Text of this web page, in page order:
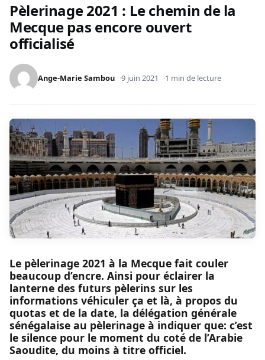
Pèlerinage 2021 : Le chemin de la
Mecque pas encore ouvert
officialisé
Ange-Marie Sambou 9 juin 2021 1 min de lecture
Le pèlerinage 2021 à la Mecque fait couler
beaucoup d’encre. Ainsi pour éclairer la
lanterne des futurs pèlerins sur les
informations véhiculer ça et là, à propos du
quotas et de la date, la délégation générale
sénégalaise au pèlerinage à indiquer que: c’est
le silence pour le moment du coté de l’Arabie
Saoudite, du moins à titre officiel.